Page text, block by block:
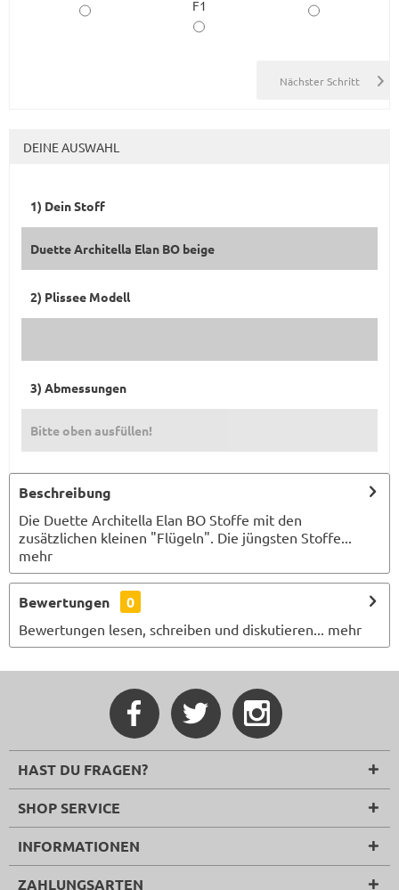
F1
DEINE AUSWAHL
1) Dein Stoff
Duette Architella Elan BO beige
2) Plissee Modell
3) Abmessungen
Bitte oben ausfüllen!
Beschreibung
Die Duette Architella Elan BO Stoffe mit den
zusätzlichen kleinen "Flügeln". Die jüngsten Stoffe...
mehr
Bewertungen 0
Bewertungen lesen, schreiben und diskutieren... mehr
HAST DU FRAGEN?
SHOP SERVICE
INFORMATIONEN
ZAHLUNGSARTEN